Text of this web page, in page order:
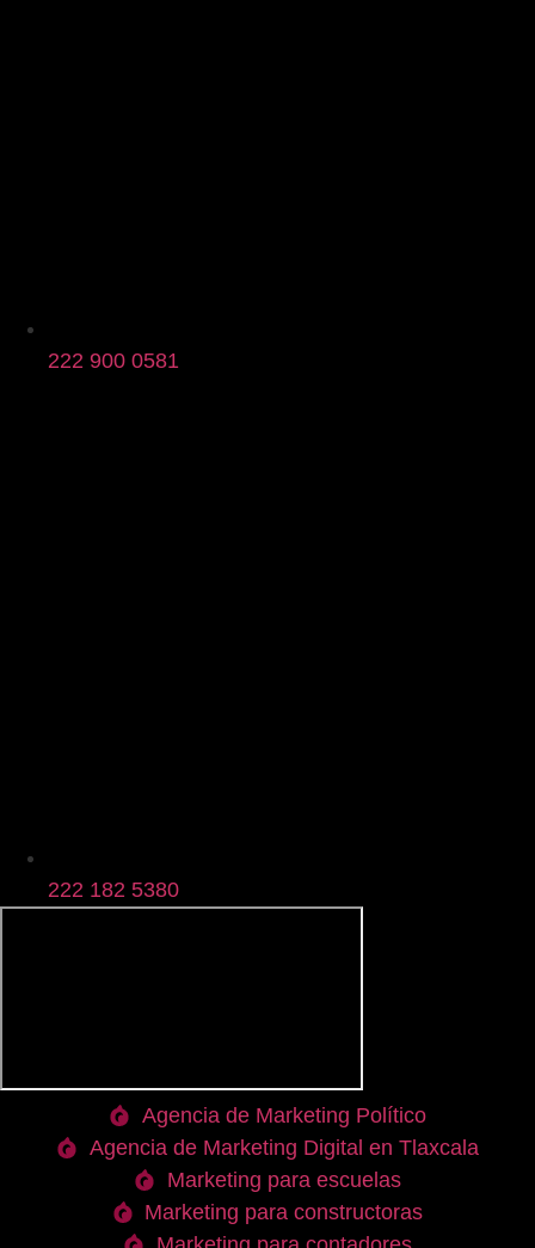
222 900 0581
222 182 5380
Agencia de Marketing Político
Agencia de Marketing Digital en Tlaxcala
Marketing para escuelas
Marketing para constructoras